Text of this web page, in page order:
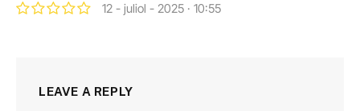
12 - juliol - 2025 · 10:55
LEAVE A REPLY